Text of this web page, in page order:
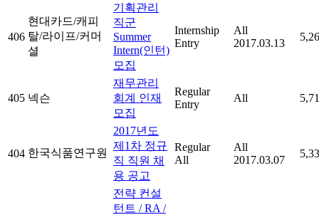
406
현대카드/캐피
탈/라이프/커머
셜
기획관리
직군
Summer
Intern(인턴)
모집
Internship
Entry
All
2017.03.13
405 넥슨
재무관리
회계 인재
모집
Regular
Entry
All
404 한국식품연구원
2017년도
제1차 정규
직 직원 채
용 공고
Regular
All
All
2017.03.07
전략 컨설
턴트 / RA /